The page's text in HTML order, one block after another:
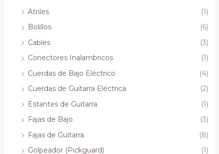
Atriles
(1)
Bolillos
(6)
Cables
(3)
Conectores Inalambricos
(1)
Cuerdas de Bajo Eléctrico
(4)
Cuerdas de Guitarra Eléctrica
(2)
Estantes de Guitarra
(1)
Fajas de Bajo
(3)
Fajas de Guitarra
(8)
Golpeador (Pickguard)
(1)